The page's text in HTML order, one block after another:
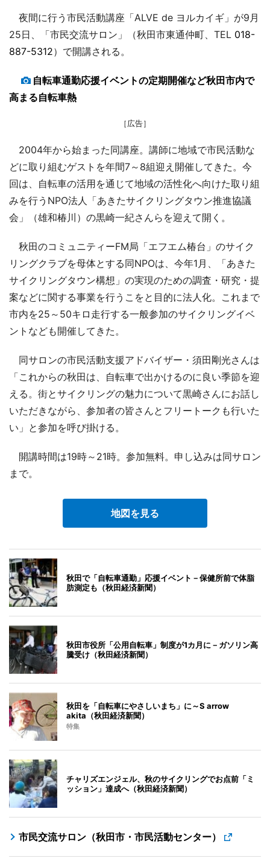
夜間に行う市民活動講座「ALVE de ヨルカイギ」が9月
25日、「市民交流サロン」（秋田市東通仲町、TEL 018-
887-5312）で開講される。
自転車通勤応援イベントの定期開催など秋田市内で
高まる自転車熱
［広告］
2004年から始まった同講座。講師に地域で市民活動な
どに取り組むゲストを年間7～8組迎え開催してきた。今
回は、自転車の活用を通じて地域の活性化へ向けた取り組
みを行うNPO法人「あきたサイクリングタウン推進協議
会」（雄和椿川）の黒崎一紀さんらを迎えて開く。
秋田のコミュニティーFM局「エフエム椿台」のサイク
リングクラブを母体とする同NPOは、今年1月、「あきた
サイクリングタウン構想」の実現のための調査・研究・提
案などに関する事業を行うこをと目的に法人化。これまで
市内を25～50キロ走行する一般参加のサイクリングイベ
ントなども開催してきた。
同サロンの市民活動支援アドバイザー・須田剛光さんは
「これからの秋田は、自転車で出かけるのに良い季節を迎
える。街とサイクリングの魅力について黒崎さんにお話し
いただきながら、参加者の皆さんとフリートークも行いた
い」と参加を呼び掛ける。
開講時間は19時～21時。参加無料。申し込みは同サロン
まで。
地図を見る
秋田で「自転車通勤」応援イベント－保健所前で体脂
肪測定も（秋田経済新聞）
秋田市役所「公用自転車」制度が1カ月に－ガソリン高
騰受け（秋田経済新聞）
秋田を「自転車にやさしいまち」に～S arrow
akita（秋田経済新聞）
特集
チャリズエンジェル、秋のサイクリングでお点前「ミ
ッション」達成へ（秋田経済新聞）
市民交流サロン（秋田市・市民活動センター）